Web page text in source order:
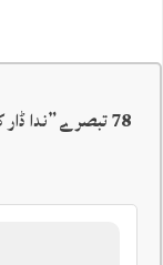
78 تبصرے ”
ندا